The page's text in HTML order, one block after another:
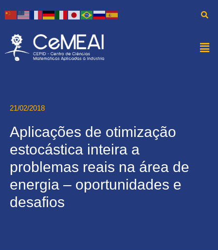
21/02/2018
Aplicações de otimização
estocástica inteira a
problemas reais na área de
energia – oportunidades e
desafios